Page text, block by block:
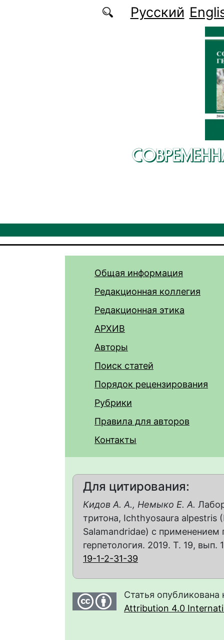
Перейти к основному содержаниюРусский
Общая информация
Редакционная коллегия
Редакционная этика
АРХИВ
Авторы
Поиск статей
Порядок рецензирования
Рубрики
Правила для авторов
Контакты
Для цитирования:
Кидов А. А., Немыко Е. А.
тритона, Ichthyosaura alpestris
Salamandridae) с
герпетология. 2019. Т. 19, вып.
19-1-2-31-39
Статья
Attribution 4.0